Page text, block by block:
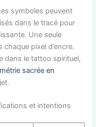
symboles peuvent
dans le tracé pour
Une seule
chaque pixel d’encre.
dans le tattoo spirituel,
sacrée en
et intentions